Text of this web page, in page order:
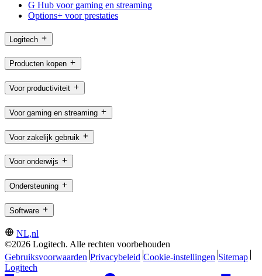
G Hub voor gaming en streaming
Options+ voor prestaties
Logitech
Producten kopen
Voor productiviteit
Voor gaming en streaming
Voor zakelijk gebruik
Voor onderwijs
Ondersteuning
Software
NL,nl
©2026 Logitech. Alle rechten voorbehouden
Gebruiksvoorwaarden Privacybeleid Cookie-instellingen Sitemap
Logitech